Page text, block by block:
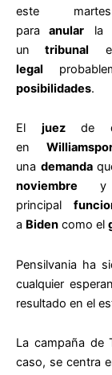
este
para anular
un tribunal
legal
posibilidades.
El juez de
en
una demanda
noviembre y
principal
a Biden como el
Pensilvania ha
cualquier
resultado en el
La campaña de
caso, se centra